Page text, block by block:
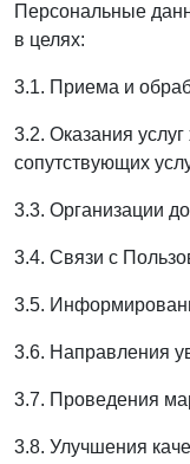
Персональные
в целях:
3.1. Приема и
3.2. Оказания
сопутствующих
3.3. Организации
3.4. Связи с
3.5.
3.6. Направления
3.7. Проведения
3.8. Улучшения